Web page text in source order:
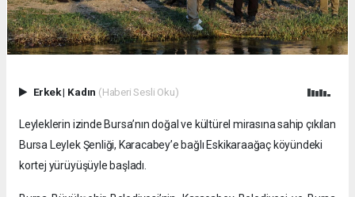
Erkek| Kadın (Haberi Sesli Oku)
Leyleklerin izinde Bursa’nın doğal ve kültürel mirasına sahip çıkılan
Bursa Leylek Şenliği, Karacabey’e bağlı Eskikaraağaç köyündeki
kortej yürüyüşüyle başladı.